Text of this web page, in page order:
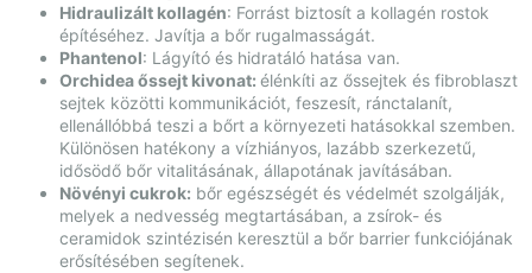
Hidraulizált kollagén: Forrást biztosít a kollagén rostok
építéséhez. Javítja a bőr rugalmasságát.
Phantenol: Lágyító és hidratáló hatása van.
Orchidea őssejt kivonat: élénkíti az őssejtek és fibroblaszt
sejtek közötti kommunikációt, feszesít, ránctalanít,
ellenállóbbá teszi a bőrt a környezeti hatásokkal szemben.
Különösen hatékony a vízhiányos, lazább szerkezetű,
idősödő bőr vitalitásának, állapotának javításában.
Növényi cukrok: bőr egészségét és védelmét szolgálják,
melyek a nedvesség megtartásában, a zsírok- és
ceramidok szintézisén keresztül a bőr barrier funkciójának
erősítésében segítenek.